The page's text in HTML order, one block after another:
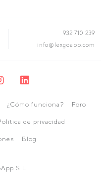
932 710 239
info@lexgoapp.com
¿Cómo funciona? Foro
de privacidad
Blog
S.L.